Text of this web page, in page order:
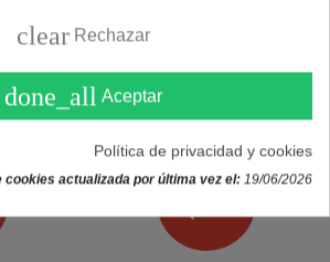
clear Rechazar
done_all Aceptar
Política de privacidad y cookies
cookies actualizada por última vez el: 19/06/2026